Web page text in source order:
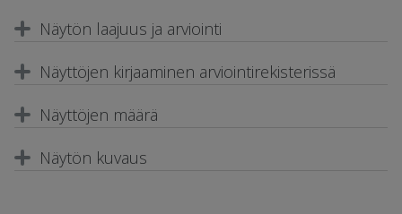
Näytön laajuus ja arviointi
Näyttöjen kirjaaminen arviointirekisterissä
Näyttöjen määrä
Näytön kuvaus